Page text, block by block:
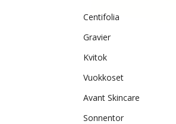
Centifolia
Gravier
Kvitok
Vuokkoset
Avant Skincare
Sonnentor